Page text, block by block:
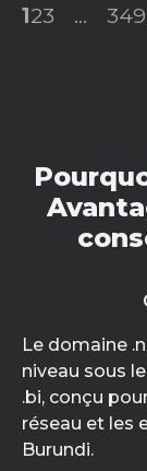
123 ... 349
Le domaine
niveau sous
.bi, conçu
réseau et les
Burundi.